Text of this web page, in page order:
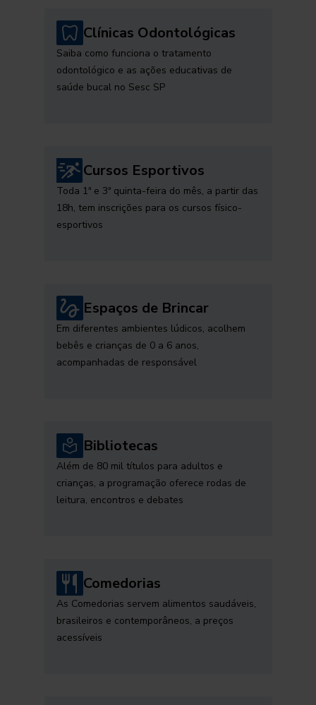
Clínicas Odontológicas
Saiba como funciona o tratamento
odontológico e as ações educativas de
saúde bucal no Sesc SP
Cursos Esportivos
Toda 1ª e 3ª quinta-feira do mês, a partir das
18h, tem inscrições para os cursos físico-
esportivos
Espaços de Brincar
Em diferentes ambientes lúdicos, acolhem
bebês e crianças de 0 a 6 anos,
acompanhadas de responsável
Bibliotecas
Além de 80 mil títulos para adultos e
crianças, a programação oferece rodas de
leitura, encontros e debates
Comedorias
As Comedorias servem alimentos saudáveis,
brasileiros e contemporâneos, a preços
acessíveis